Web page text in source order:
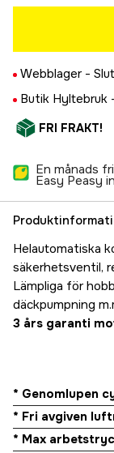
Webblager -
Butik Hyltebruk
FRI FRAKT!
En månads
Easy Peasy
Helautomatiska
säkerhetsventil,
Lämpliga för
däckpumpning
3 års garanti
* Genomlupen
* Fri avgiven
* Max